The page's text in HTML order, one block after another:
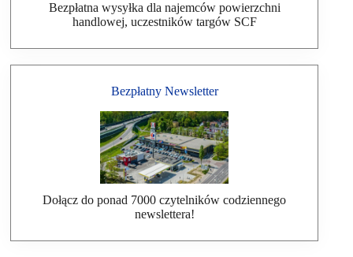
Bezpłatna wysyłka dla najemców powierzchni
handlowej, uczestników targów SCF
Bezpłatny Newsletter
Dołącz do ponad 7000 czytelników codziennego
newslettera!